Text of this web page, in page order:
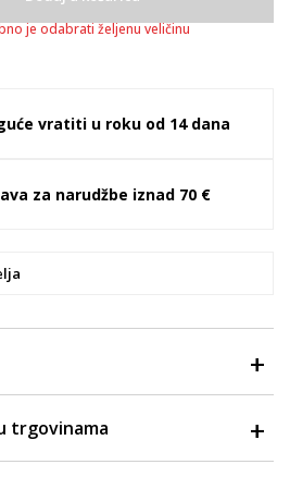
je odabrati željenu veličinu
vratiti u roku od 14 dana
za narudžbe iznad 70 €
trgovinama